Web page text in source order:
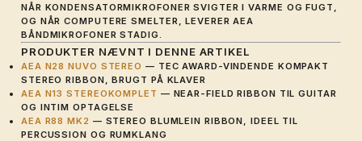
NÅR KONDENSATORMIKROFONER SVIGTER I VARME OG FUGT,
OG NÅR COMPUTERE SMELTER, LEVERER AEA
BÅNDMIKROFONER STADIG.
PRODUKTER NÆVNT I DENNE ARTIKEL
AEA N28 NUVO STEREO — TEC AWARD-VINDENDE KOMPAKT
STEREO RIBBON, BRUGT PÅ KLAVER
AEA N13 STEREOKOMPLET — NEAR-FIELD RIBBON TIL GUITAR
OG INTIM OPTAGELSE
AEA R88 MK2 — STEREO BLUMLEIN RIBBON, IDEEL TIL
PERCUSSION OG RUMKLANG